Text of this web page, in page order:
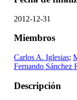
2012-12-31
Miembros
Carlos A. Iglesias;
Fernando Sánchez
Descripción